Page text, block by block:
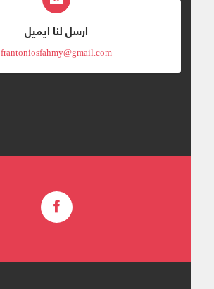
ارسل لنا ايميل
frantoniosfahmy@gmail.com